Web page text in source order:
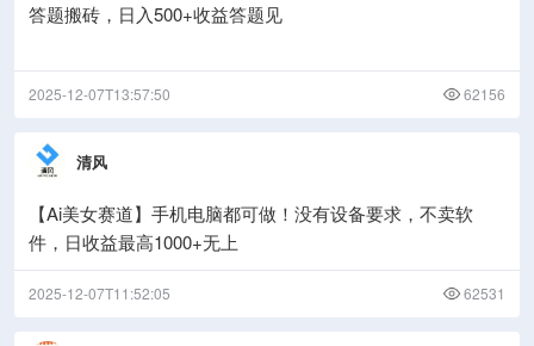
答题搬砖，日入500+收益答题见
2025-12-07T13:57:50 62156
清风
【Ai美女赛道】手机电脑都可做！没有设备要求，不卖软
件，日收益最高1000+无上
2025-12-07T11:52:05 62531